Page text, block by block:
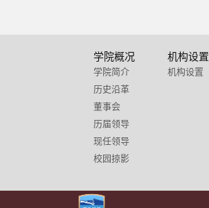
学院概况
学院简介
历史沿革
董事会
历届领导
现任领导
校园掠影
机构设置
机构设置